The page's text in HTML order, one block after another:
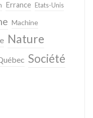
Errance Etats-Unis
Machine
Nature
Société